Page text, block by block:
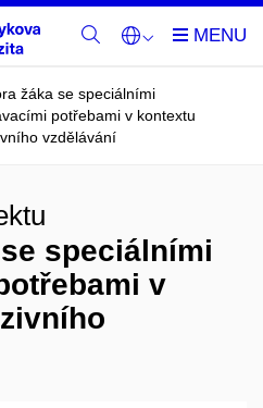
žáka se speciálními
potřebami v kontextu
vzdělávání
speciálními
v